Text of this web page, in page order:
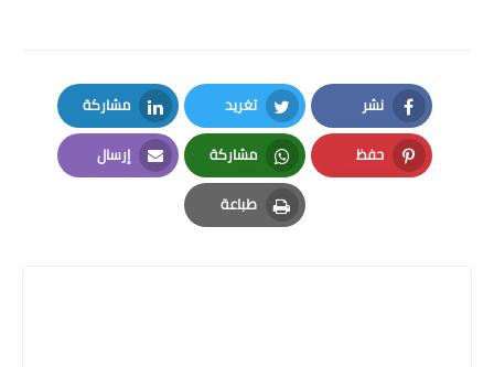
نشر
Facebook
تغريد
Twitter
مشاركة
LinkedIn
حفظ
Pinterest
مشاركة
Whatsapp
إرسال
Email
طباعة
Print